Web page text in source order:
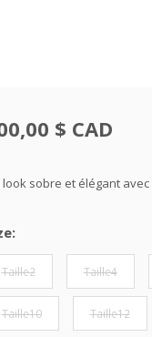
$ CAD
look sobre et élégant
Taille2 Taille4
Taille10 Taille12